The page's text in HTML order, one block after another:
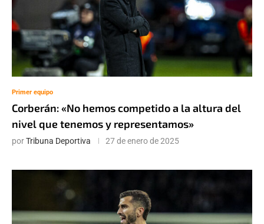
Primer equipo
Corberán: «No hemos competido a la altura del
nivel que tenemos y representamos»
porTribuna Deportiva 27 de enero de 2025